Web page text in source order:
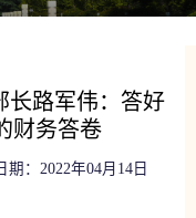
长路军伟：答好
财务答卷
期：2022年04月14日